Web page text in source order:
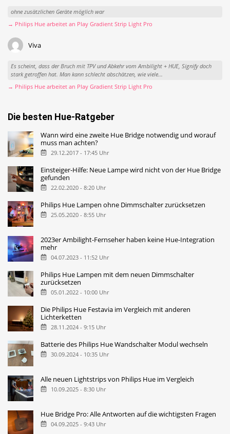
ohne zusätzlichen Geräte möglich war
→ Philips Hue arbeitet an Play Gradient Strip Light Pro
Viva
Es scheint, dass der Bruch mit TPV und Abkehr vom Ambilight + HUE, Signify doch
stark getroffen hat. Man kann schlecht abschätzen, wie viele...
→ Philips Hue arbeitet an Play Gradient Strip Light Pro
Die besten Hue-Ratgeber
Wann wird eine zweite Hue Bridge notwendig und worauf
muss man achten?
29.12.2017 - 17:45 Uhr
Einsteiger-Hilfe: Neue Lampe wird nicht von der Hue Bridge
gefunden
22.02.2020 - 8:20 Uhr
Philips Hue Lampen ohne Dimmschalter zurücksetzen
25.05.2020 - 8:55 Uhr
2023er Ambilight-Fernseher haben keine Hue-Integration
mehr
04.07.2023 - 11:52 Uhr
Philips Hue Lampen mit dem neuen Dimmschalter
zurücksetzen
05.01.2022 - 10:00 Uhr
Die Philips Hue Festavia im Vergleich mit anderen
Lichterketten
28.11.2024 - 9:15 Uhr
Batterie des Philips Hue Wandschalter Modul wechseln
30.09.2024 - 10:35 Uhr
Alle neuen Lightstrips von Philips Hue im Vergleich
10.09.2025 - 8:30 Uhr
Hue Bridge Pro: Alle Antworten auf die wichtigsten Fragen
04.09.2025 - 9:43 Uhr